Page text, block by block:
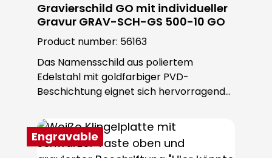
Gravierschild GO mit individueller
Gravur GRAV-SCH-GS 500-10 GO
Product number: 56163
Das Namensschild aus poliertem
Edelstahl mit goldfarbiger PVD-
Beschichtung eignet sich hervorragend
ROBUSTA Sondertürstation oder
individuell möglich. Die Schrauben sind im
Lieferumfang enthalten.
Engravable